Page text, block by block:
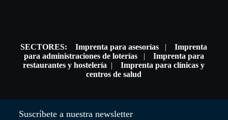
SECTORES: Imprenta para asesorías |Imprenta
para administraciones de loterías| Imprenta para
restaurantes y hostelería |Imprenta para clínicas y
centros de salud
Suscríbete a nuestra newsletter